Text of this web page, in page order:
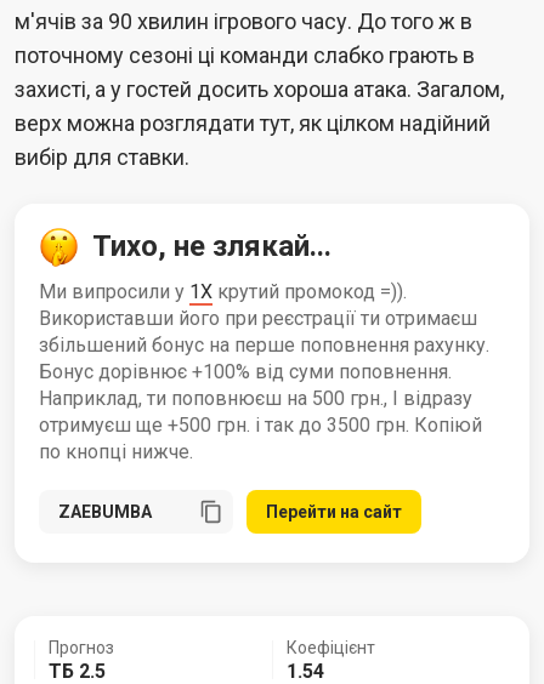
м'ячів за 90 хвилин ігрового часу. До того ж в
поточному сезоні ці команди слабко грають в
захисті, а у гостей досить хороша атака. Загалом,
верх можна розглядати тут, як цілком надійний
вибір для ставки.
Тихо, не злякай...
Ми випросили у 1X крутий промокод =)).
Використавши його при реєстрації ти отримаєш
збільшений бонус на перше поповнення рахунку.
Бонус дорівнює +100% від суми поповнення.
Наприклад, ти поповнюєш на 500 грн., І відразу
отримуєш ще +500 грн. і так до 3500 грн. Копіюй
по кнопці нижче.
Перейти на сайт
Прогноз
ТБ 2.5
Коефіцієнт
1.54